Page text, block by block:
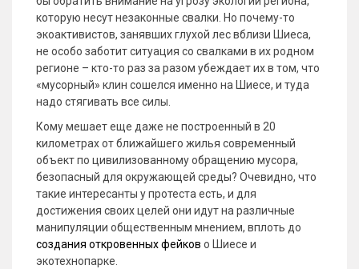
которую несут незаконные свалки. Но почему-то
экоактивистов, занявших глухой лес вблизи Шиеса,
не особо заботит ситуация со свалками в их родном
регионе – кто-то раз за разом убеждает их в том, что
«мусорный» клин сошелся именно на Шиесе, и туда
надо стягивать все силы.
Кому мешает еще даже не построенный в 20
километрах от ближайшего жилья современный
объект по цивилизованному обращению мусора,
безопасный для окружающей среды? Очевидно, что
такие интересанты у протеста есть, и для
достижения своих целей они идут на различные
манипуляции общественным мнением, вплоть до
создания откровенных фейков о Шиесе и
экотехнопарке.